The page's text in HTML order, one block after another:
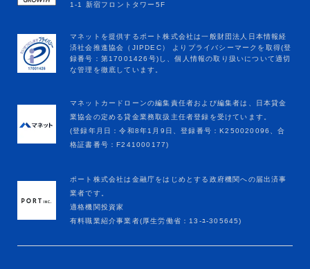
マネットカードローンの編集責任者および編集者は、日本貸金
業協会の定める貸金業務取扱主任者登録を受けています。
(登録年月日：令和8年1月9日、登録番号：K250020096、合
格証書番号：F241000177)
ポート株式会社は金融庁をはじめとする政府機関への届出済事
業者です。
適格機関投資家
有料職業紹介事業者(厚生労働省：13-ﾕ-305645)